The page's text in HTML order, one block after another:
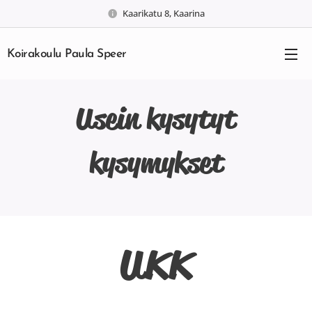
Kaarikatu 8, Kaarina
Koirakoulu Paula Speer
Usein kysytyt
kysymykset
UKK